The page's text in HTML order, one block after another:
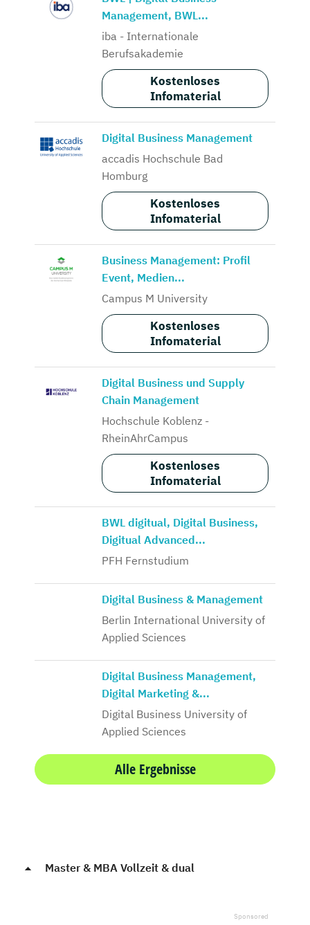
Management, BWL...
iba - Internationale
Berufsakademie
Kostenloses
Infomaterial
Digital Business Management
accadis Hochschule Bad
Homburg
Kostenloses
Infomaterial
Business Management: Profil
Event, Medien...
Campus M University
Kostenloses
Infomaterial
Digital Business und Supply
Chain Management
Hochschule Koblenz -
RheinAhrCampus
Kostenloses
Infomaterial
BWL digitual, Digital Business,
Digitual Advanced...
PFH Fernstudium
Digital Business & Management
Berlin International University of
Applied Sciences
Digital Business Management,
Digital Marketing &...
Digital Business University of
Applied Sciences
Alle Ergebnisse
Master & MBA Vollzeit & dual